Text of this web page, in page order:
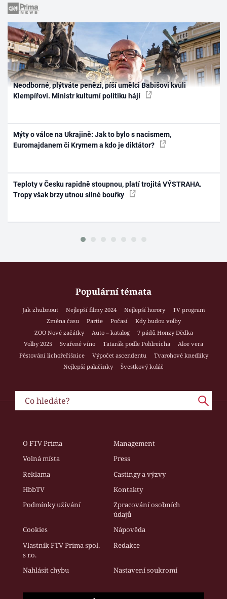
Neodborné, plýtváte penězi, píší umělci Babišovi kvůli
Klempířovi. Ministr kulturní politiku hájí
Mýty o válce na Ukrajině: Jak to bylo s nacismem,
Euromajdanem či Krymem a kdo je diktátor?
Teploty v Česku rapidně stoupnou, platí trojitá VÝSTRAHA.
Tropy však brzy utnou silné bouřky
Populární témata
Jak zhubnout Nejlepší filmy 2024 Nejlepší horory
TV program
Změna času
Partie Počasí
Kdy budou volby
ZOO Nové začátky
Auto – katalog
7 pádů Honzy Dědka
Volby 2025
Svařené víno Tatarák podle Pohlreicha
Aloe vera
Pěstování lichořeřišnice
Výpočet ascendentu
Tvarohové knedlíky
Nejlepší palačinky
Švestkový koláč
O FTV Prima
Management
Volná místa
Press
Reklama
Castingy a výzvy
HbbTV
Kontakty
Podmínky užívání
Zpracování osobních
údajů
Cookies
Nápověda
Vlastník FTV Prima spol.
s r.o.
Redakce
Nahlásit chybu Nastavení soukromí